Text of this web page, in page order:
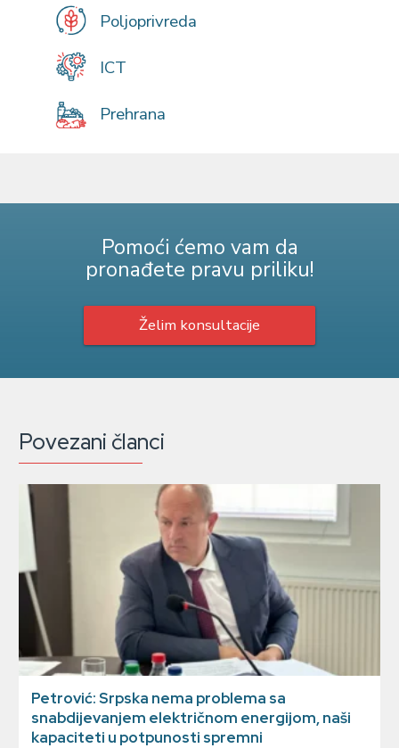
Poljoprivreda
ICT
Prehrana
Pomoći ćemo vam da
pronađete pravu priliku!
Želim konsultacije
Povezani članci
Petrović: Srpska nema problema sa
snabdijevanjem električnom energijom, naši
kapaciteti u potpunosti spremni